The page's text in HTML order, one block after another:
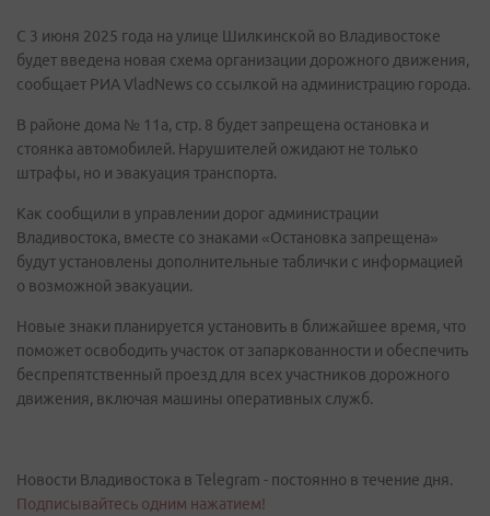
С 3 июня 2025 года на улице Шилкинской во Владивостоке
будет введена новая схема организации дорожного движения,
сообщает РИА VladNews со ссылкой на администрацию города.
В районе дома № 11а, стр. 8 будет запрещена остановка и
стоянка автомобилей. Нарушителей ожидают не только
штрафы, но и эвакуация транспорта.
Как сообщили в управлении дорог администрации
Владивостока, вместе со знаками «Остановка запрещена»
будут установлены дополнительные таблички с информацией
о возможной эвакуации.
Новые знаки планируется установить в ближайшее время, что
поможет освободить участок от запаркованности и обеспечить
беспрепятственный проезд для всех участников дорожного
движения, включая машины оперативных служб.
Новости Владивостока в Telegram - постоянно в течение дня.
Подписывайтесь одним нажатием!